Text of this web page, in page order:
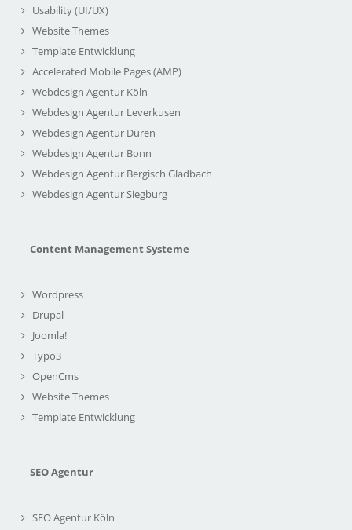
Usability (UI/UX)
Website Themes
Template Entwicklung
Accelerated Mobile Pages (AMP)
Webdesign Agentur Köln
Webdesign Agentur Leverkusen
Webdesign Agentur Düren
Webdesign Agentur Bonn
Webdesign Agentur Bergisch Gladbach
Webdesign Agentur Siegburg
Content Management Systeme
Wordpress
Drupal
Joomla!
Typo3
OpenCms
Website Themes
Template Entwicklung
SEO Agentur
SEO Agentur Köln